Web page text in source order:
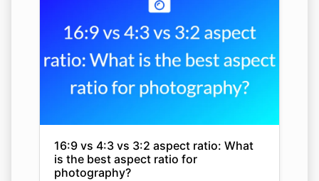
16:9 vs 4:3 vs 3:2 aspect ratio: What
is the best aspect ratio for
photography?